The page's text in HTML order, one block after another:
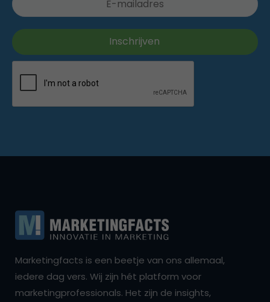
Marketingfacts is een beetje van ons allemaal,
iedere dag vers. Wij zijn hét platform voor
marketingprofessionals. Het zijn de insights,